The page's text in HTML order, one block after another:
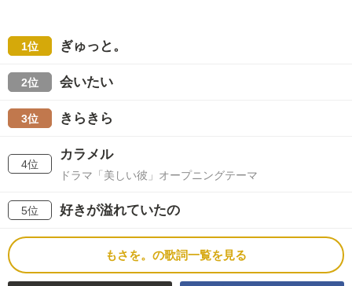
1位 ぎゅっと。
2位 会いたい
3位 きらきら
4位
カラメル
ドラマ「美しい彼」オープニングテーマ
5位 好きが溢れていたの
もさを。の歌詞一覧を見る